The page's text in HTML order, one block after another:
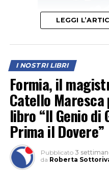
L’iniziativa, patrocinata
l’occasione per
Perucatti, direttore del
1952 al 1960 e
riforma
LEGGI
I NOSTRI LIBRI
Formia, il
Catello
libro “Il Genio di
Prima il Dovere”
Pubblicato 3
da Roberta